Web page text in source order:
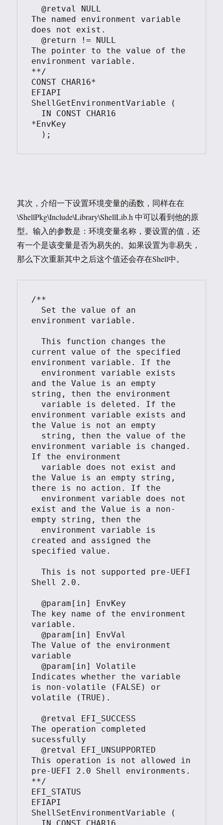
  @retval NULL
The named environment variable
does not exist.
  @return != NULL
The pointer to the value of the
environment variable.
**/
CONST CHAR16*
EFIAPI
ShellGetEnvironmentVariable (
*EnvKey
  );
其次，介绍一下设置环境变量的函数，同样在在
\ShellPkg\Include\Library\ShellLib.h 中可以看到他的原
型。输入的参数是：环境变量名称，要设置的值，还
有一个是该变量是否为易失的。如果设置为非易失，
那么下次重新其中之后这个值还会存在Shell中。
/**
environment variable.
  This function changes the
current value of the specified
environment variable. If the
and the Value is an empty
string, then the environment
environment variable exists and
the Value is not an empty
environment variable is changed.
If the environment
the Value is an empty string,
there is no action. If the
exist and the Value is a non-
empty string, then the
created and assigned the
specified value.
  This is not supported pre-UEFI
Shell 2.0.
  @param[in] EnvKey
The key name of the environment
variable.
  @param[in] EnvVal
The Value of the environment
variable
  @param[in] Volatile
Indicates whether the variable
is non-volatile (FALSE) or
volatile (TRUE).
  @retval EFI_SUCCESS
The operation completed
sucessfully
  @retval EFI_UNSUPPORTED
This operation is not allowed in
pre-UEFI 2.0 Shell environments.
**/
EFI_STATUS
EFIAPI
ShellSetEnvironmentVariable (